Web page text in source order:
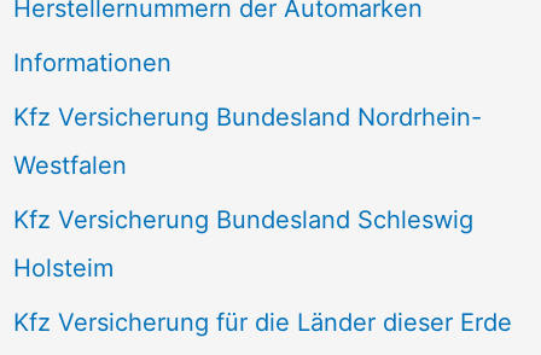
Herstellernummern der Automarken
Informationen
Kfz Versicherung Bundesland Nordrhein-
Westfalen
Kfz Versicherung Bundesland Schleswig
Holsteim
Kfz Versicherung für die Länder dieser Erde